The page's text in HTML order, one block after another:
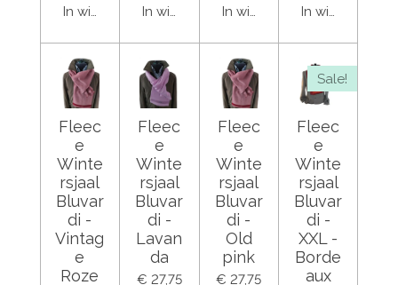
In winkelwagenIn winkelwagenIn winkelwagen
In
Fleec
e
Winte
rsjaal
Bluvar
di -
Vintag
e
Roze
Fleec
e
Winte
rsjaal
Bluvar
di -
Lavan
da
€ 27,75
Fleec
e
Winte
rsjaal
Bluvar
di -
Old
pink
€ 27,75
Sale!
Fleec
e
Winte
rsjaal
Bluvar
di -
XXL -
Borde
aux